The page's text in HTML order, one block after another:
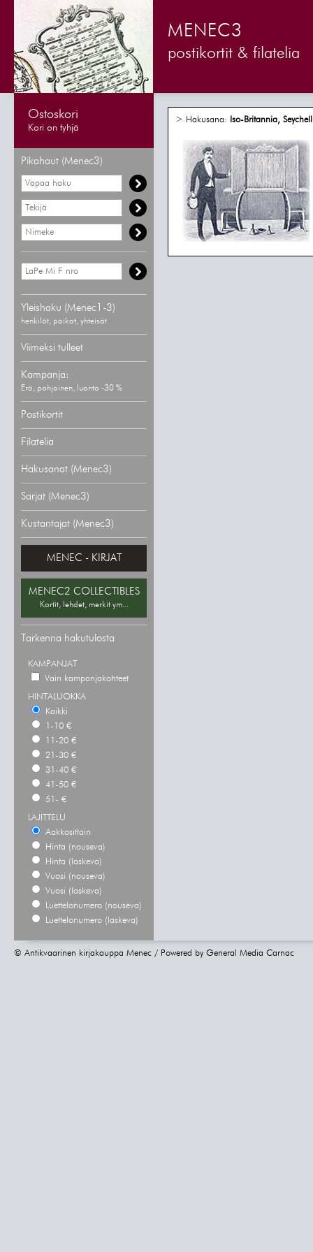
MENEC3
postikortit & filatelia
Ostoskori
Kori on tyhjä
Pikahaut (Menec3)
Yleishaku (Menec1-3)
henkilöt, paikat, yhteisöt
Viimeksi tulleet
Kampanja:
Erä, pohjoinen, luonto -30 %
Postikortit
Filatelia
Hakusanat (Menec3)
Sarjat (Menec3)
Kustantajat (Menec3)
MENEC - KIRJAT
MENEC2 COLLECTIBLES
Kortit, lehdet, merkit ym...
Tarkenna hakutulosta
KAMPANJAT
Vain kampanjakohteet
HINTALUOKKA
Kaikki
1-10 €
11-20 €
21-30 €
31-40 €
41-50 €
51- €
LAJITTELU
Aakkosittain
Hinta (nouseva)
Hinta (laskeva)
Vuosi (nouseva)
Vuosi (laskeva)
Luettelonumero (nouseva)
Luettelonumero (laskeva)
> Hakusana: Iso-Britannia,
© Antikvaarinen kirjakauppa Menec / Powered by General Media Carnac